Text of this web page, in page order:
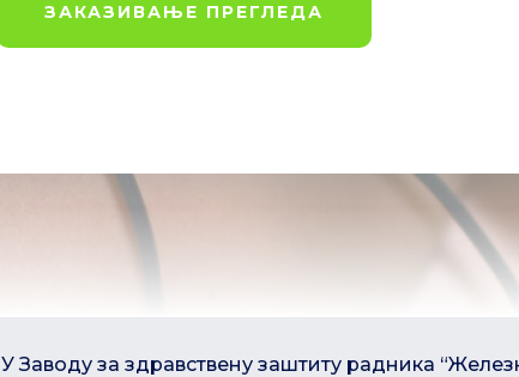
ЗАКАЗИВАЊЕ ПРЕГЛЕДА
У Заводу за здравствену заштиту радника